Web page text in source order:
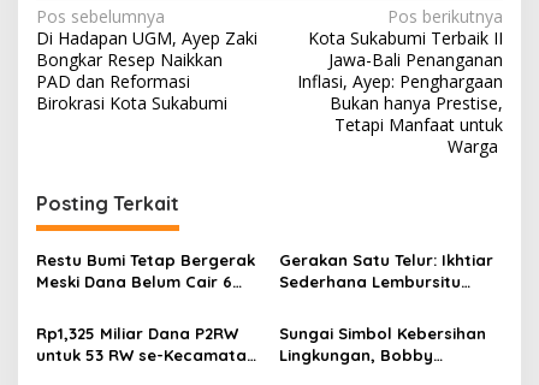
N
a
v
i
a
s
i
p
o
s
Pos sebelumnya
Di Hadapan UGM, Ayep Zaki
Bongkar Resep Naikkan
PAD dan Reformasi
Birokrasi Kota Sukabumi
Pos berikutnya
Kota Sukabumi Terbaik II
Jawa-Bali Penanganan
Inflasi, Ayep: Penghargaan
Bukan hanya Prestise,
Tetapi Manfaat untuk
Warga
Posting Terkait
Restu Bumi Tetap Bergerak
Meski Dana Belum Cair 6
Jalan dengan Anggaran
Sendiri
Gerakan Satu Telur: Ikhtiar
Sederhana Lembursitu
Anak
Rp1,325 Miliar Dana P2RW
untuk 53 RW se-Kecamatan
Sungai Simbol Kebersihan
Lingkungan, Bobby